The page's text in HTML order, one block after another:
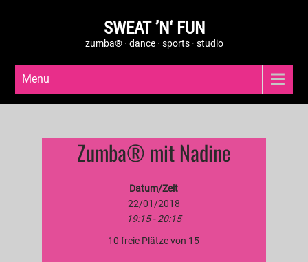
SWEAT ’N‘ FUN
zumba® · dance · sports · studio
Menu
Zumba® mit Nadine
Datum/Zeit
22/01/2018
19:15 - 20:15
10 freie Plätze von 15